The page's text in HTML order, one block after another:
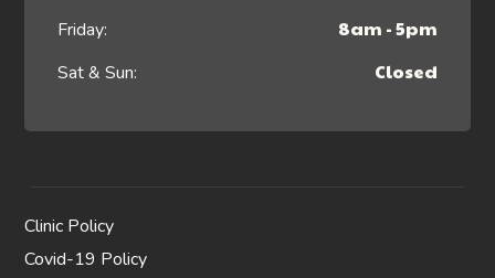
Friday: 8am - 5pm
Sat & Sun: Closed
Clinic Policy
Covid-19 Policy